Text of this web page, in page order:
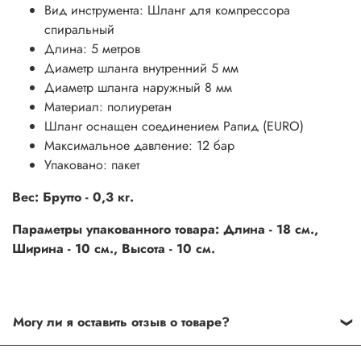
Вид инструмента: Шланг для компрессора
спиральный
Длина: 5 метров
Диаметр шланга внутренний 5 мм
Диаметр шланга наружный 8 мм
Материал: полиуретан
Шланг оснащен соединением Рапид (EURO)
Максимальное давление: 12 бар
Упаковано: пакет
Вес: Брутто - 0,3 кг.
Параметры упакованного товара: Длина - 18 см.,
Ширина - 10 см., Высота - 10 см.